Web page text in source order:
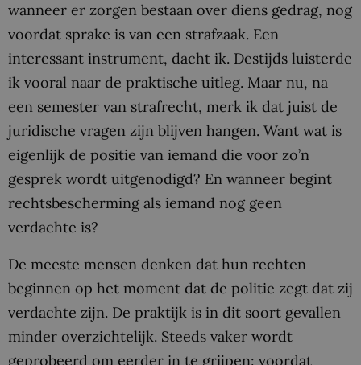
wanneer er zorgen bestaan over diens gedrag, nog
voordat sprake is van een strafzaak. Een
interessant instrument, dacht ik. Destijds luisterde
ik vooral naar de praktische uitleg. Maar nu, na
een semester van strafrecht, merk ik dat juist de
juridische vragen zijn blijven hangen. Want wat is
eigenlijk de positie van iemand die voor zo’n
gesprek wordt uitgenodigd? En wanneer begint
rechtsbescherming als iemand nog geen
verdachte is?
De meeste mensen denken dat hun rechten
beginnen op het moment dat de politie zegt dat zij
verdachte zijn. De praktijk is in dit soort gevallen
minder overzichtelijk. Steeds vaker wordt
geprobeerd om eerder in te grijpen: voordat